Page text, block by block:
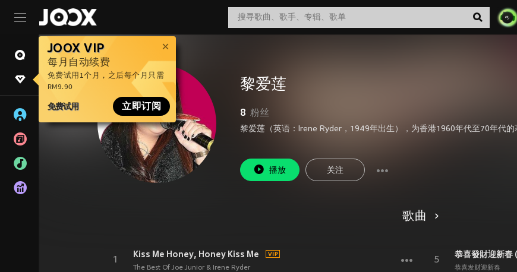
JOOX VIP
每月自动续费
免费试用1个月，之后每个月只需
RM9.90
免费试用 立即订阅
黎爱莲
8 粉丝
播放 关注
歌曲
1
Kiss Me Honey, Honey Kiss Me
The Best Of Joe Junior & Irene Ryder
5
恭喜發財迎新
恭喜发财迎新春